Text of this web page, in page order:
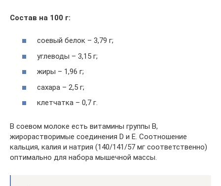
Состав на 100 г:
соевый белок – 3,79 г;
углеводы – 3,15 г;
жиры – 1,96 г;
сахара – 2,5 г;
клетчатка – 0,7 г.
В соевом молоке есть витамины группы B,
жирорастворимые соединения D и E. Соотношение
кальция, калия и натрия (140/141/57 мг соответственно)
оптимально для набора мышечной массы.